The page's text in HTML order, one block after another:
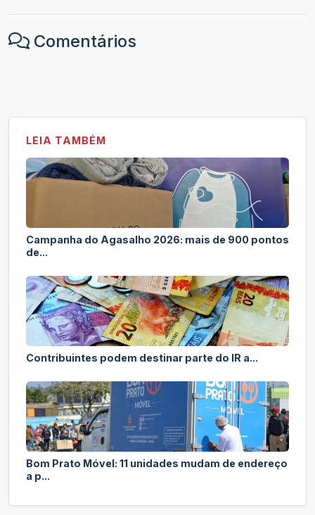
Comentários
LEIA TAMBÉM
Campanha do Agasalho 2026: mais de 900 pontos
de...
Contribuintes podem destinar parte do IR a...
Bom Prato Móvel: 11 unidades mudam de endereço
a p...